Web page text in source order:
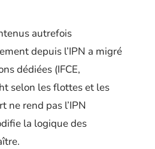
autrefois
depuis l’IPN a migré
dédiées (IFCE,
selon les flottes et les
ne rend pas l’IPN
la logique des